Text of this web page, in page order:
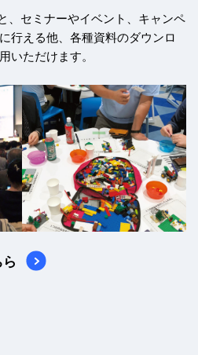
セミナーやイベント、 キャンペ
行える他、 各種資料のダウンロ
いただけます。